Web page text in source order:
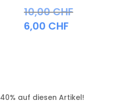
10,00CHF
6,00 CHF
40% auf diesen Artikel!